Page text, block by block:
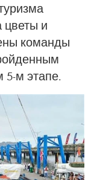
цветы и
команды
5-м этапе.